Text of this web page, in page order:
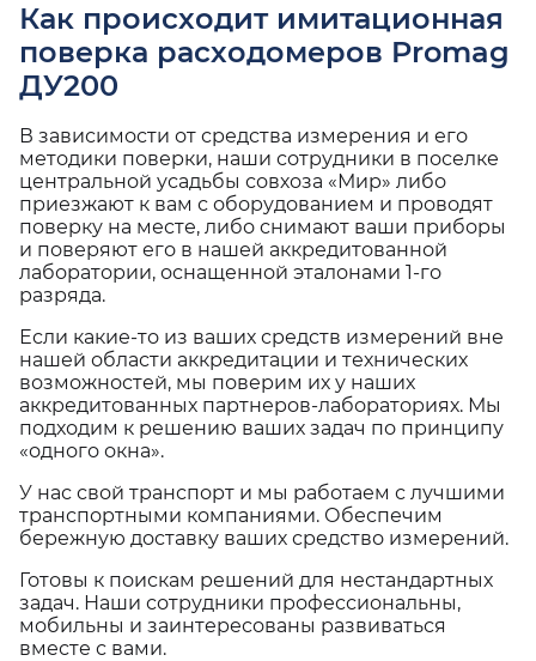
Как происходит имитационная
поверка расходомеров Promag
ДУ200
В зависимости от средства измерения и его
методики поверки, наши сотрудники в поселке
центральной усадьбы совхоза «Мир» либо
приезжают к вам с оборудованием и проводят
поверку на месте, либо снимают ваши приборы
и поверяют его в нашей аккредитованной
лаборатории, оснащенной эталонами 1-го
разряда.
Если какие-то из ваших средств измерений вне
нашей области аккредитации и технических
возможностей, мы поверим их у наших
аккредитованных партнеров-лабораториях. Мы
подходим к решению ваших задач по принципу
«одного окна».
У нас свой транспорт и мы работаем с лучшими
транспортными компаниями. Обеспечим
бережную доставку ваших средство измерений.
Готовы к поискам решений для нестандартных
задач. Наши сотрудники профессиональны,
мобильны и заинтересованы развиваться
вместе с вами.